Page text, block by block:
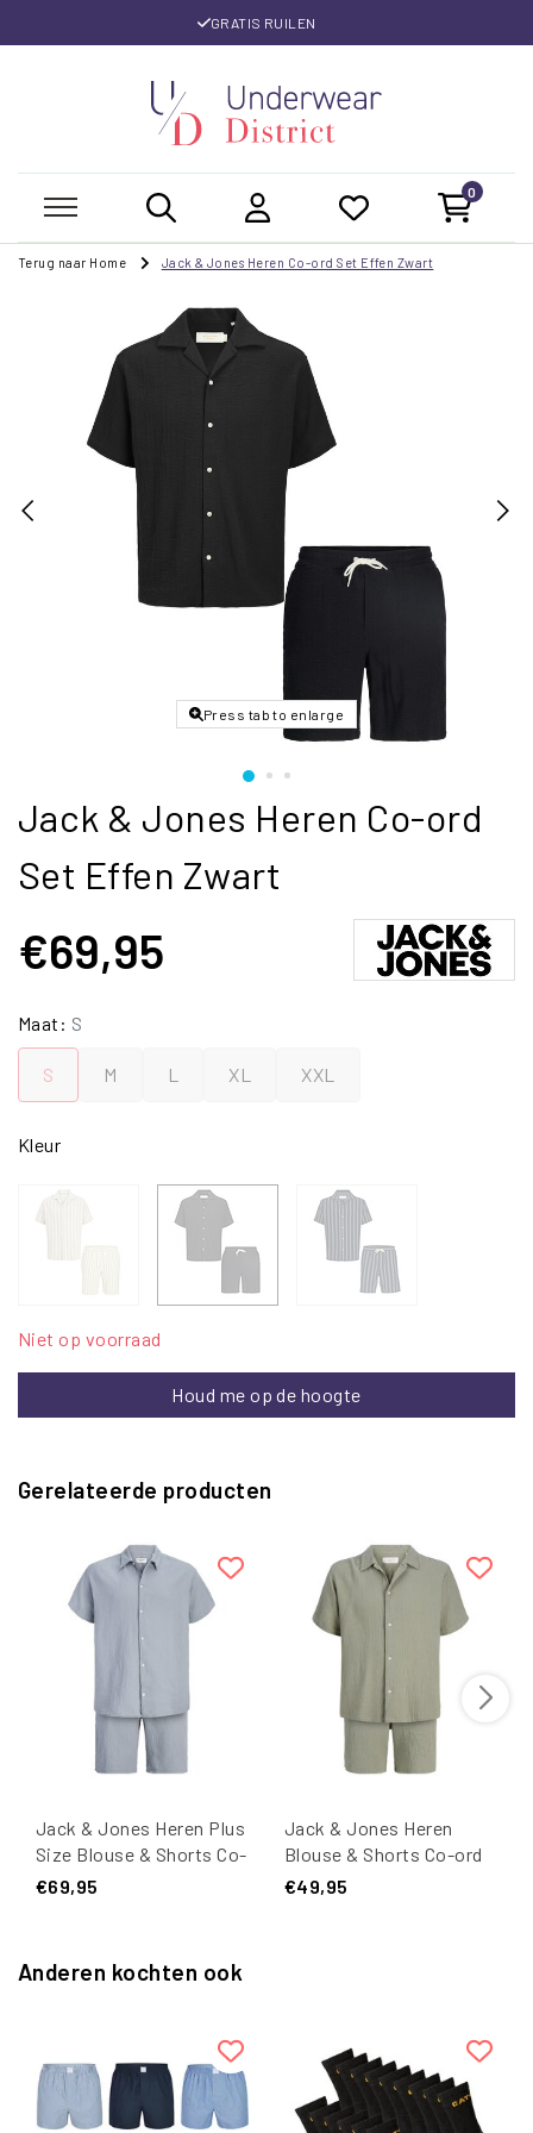
GRATIS RUILEN
0
Terug naar Home Jack & Jones Heren Co-ord Set Effen Zwart
Press tab to enlarge
Jack & Jones Heren Co-ord
Set Effen Zwart
€69,95
Maat: S
S M L XL XXL
Kleur
Niet op voorraad
Houd me op de hoogte
Gerelateerde producten
Jack & Jones Heren Plus
Size Blouse & Shorts Co-
ord Set JORNANTUCKET
€69,95
Jack & Jones Heren
Blouse & Shorts Co-ord
Set JORNANTUCKET
€49,95
Anderen kochten ook